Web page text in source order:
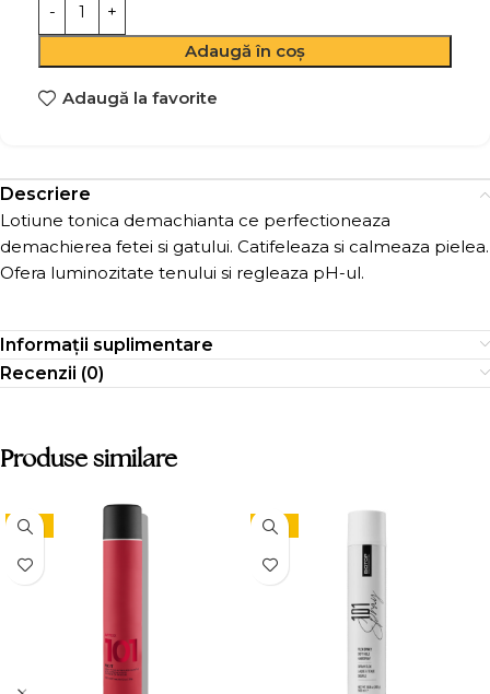
Adaugă în coș
Adaugă la favorite
Descriere
Lotiune tonica demachianta ce perfectioneaza
demachierea fetei si gatului. Catifeleaza si calmeaza pielea.
Ofera luminozitate tenului si regleaza pH-ul.
Informații suplimentare
Recenzii (0)
Produse similare
-15% -15%